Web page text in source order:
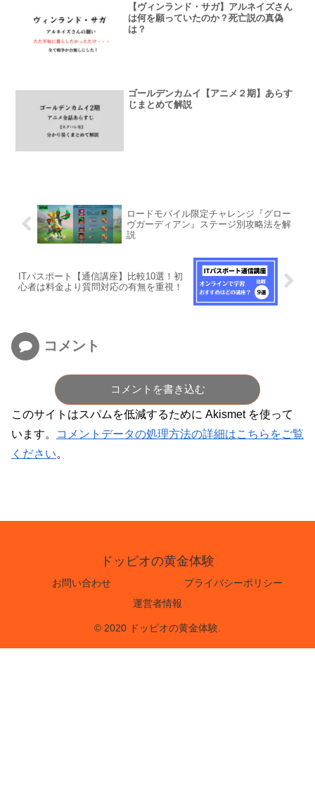
【ヴィンランド・サガ】アルネイズさん
は何を願っていたのか？死亡説の真偽
は？
ゴールデンカムイ【アニメ２期】あらす
じまとめて解説
ロードモバイル限定チャレンジ『グロー
ヴガーディアン』ステージ別攻略法を解
説
ITパスポート【通信講座】比較10選！初
心者は料金より質問対応の有無を重視！
コメント
コメントを書き込む
このサイトはスパムを低減するために Akismet を使って
います。
コメントデータの処理方法の詳細はこちらをご覧
ください。
ドッピオの黄金体験
お問い合わせ
プライバシーポリシー
運営者情報
© 2020 ドッピオの黄金体験.